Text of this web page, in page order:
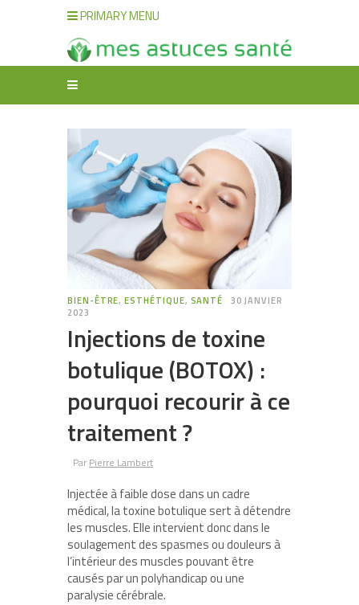
PRIMARY MENU
BIEN-ÊTRE,ESTHÉTIQUE, SANTÉ
30 JANVIER
2023
Injections de toxine
botulique (BOTOX) :
pourquoi recourir à ce
traitement ?
Par Pierre Lambert
Injectée à faible dose dans un cadre
médical, la toxine botulique sert à détendre
les muscles. Elle intervient donc dans le
soulagement des spasmes ou douleurs à
l’intérieur des muscles pouvant être
causés par un polyhandicap ou une
paralysie cérébrale.